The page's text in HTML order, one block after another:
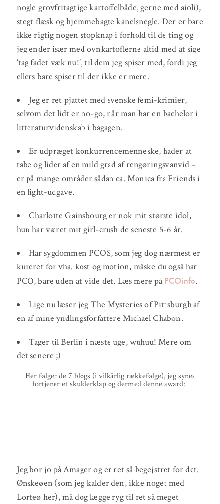
nogle grovfritagtige kartoffelbåde, gerne med aioli),
stegt flæsk og hjemmebagte kanelsnegle. Der er bare
ikke rigtig nogen stopknap i forhold til de ting og
jeg ender især med ovnkartoflerne altid med at sige
‘tag fadet væk nu!’, til dem jeg spiser med, fordi jeg
ellers bare spiser til der ikke er mere.
Jeg er ret pjattet med svenske femi-krimier,
selvom det lidt er no-go, når man har en bachelor i
litteraturvidenskab i bagagen.
Er udpræget konkurrencemenneske, hader at
tabe og lider af en mild grad af rengøringsvanvid –
er på mange områder sådan ca. Monica fra Friends i
en light-udgave.
Charlotte Gainsbourg er nok mit største idol,
hun har været mit girl-crush de seneste 5-6 år.
Har sygdommen PCOS, som jeg dog nærmest er
kureret for vha. kost og motion, måske du også har
PCO, bare uden at vide det. Læs mere på PCOinfo.
Lige nu læser jeg The Mysteries of Pittsburgh af
en af mine yndlingsforfattere Michael Chabon.
Tager til Berlin i næste uge, wuhuu! Mere om
det senere ;)
Her følger de 7 blogs (i vilkårlig rækkefølge), jeg synes
fortjener et skulderklap og dermed denne award:
Jeg bor jo på Amager og er ret så begejstret for det.
Ønskeøen (som jeg kalder den, ikke noget med
Lorteø her), må dog lægge ryg til ret så meget